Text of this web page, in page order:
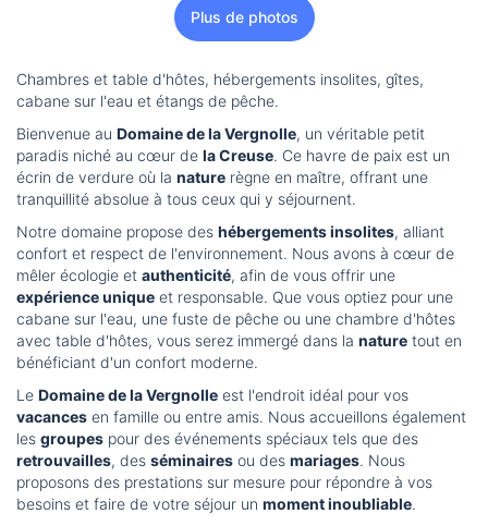
Plus de photos
Chambres et table d'hôtes, hébergements insolites, gîtes,
cabane sur l'eau et étangs de pêche.
Bienvenue au Domaine de la Vergnolle, un véritable petit
paradis niché au cœur de la Creuse. Ce havre de paix est un
écrin de verdure où la nature règne en maître, offrant une
tranquillité absolue à tous ceux qui y séjournent.
Notre domaine propose des hébergements insolites, alliant
confort et respect de l'environnement. Nous avons à cœur de
mêler écologie et authenticité, afin de vous offrir une
expérience unique et responsable. Que vous optiez pour une
cabane sur l'eau, une fuste de pêche ou une chambre d'hôtes
avec table d'hôtes, vous serez immergé dans la nature tout en
bénéficiant d'un confort moderne.
Le Domaine de la Vergnolle est l'endroit idéal pour vos
vacances en famille ou entre amis. Nous accueillons également
les groupes pour des événements spéciaux tels que des
retrouvailles, des séminaires ou des mariages. Nous
proposons des prestations sur mesure pour répondre à vos
besoins et faire de votre séjour un moment inoubliable.